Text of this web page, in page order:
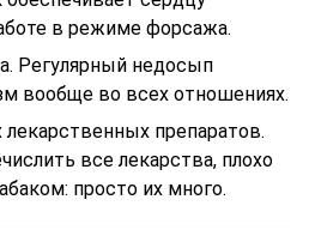
в режиме форсажа.
Регулярный недосып
вообще во всех отношениях.
препаратов.
все лекарства, плохо
просто их много.